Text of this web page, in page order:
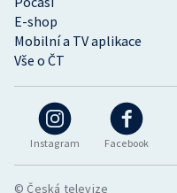
Instagram Facebook
E-shop
Mobilní a TV aplikace
Vše o ČT
© Česká televize